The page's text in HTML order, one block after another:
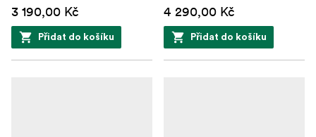
3 190,00 Kč
Přidat do košíku
4 290,00 Kč
Přidat do košíku